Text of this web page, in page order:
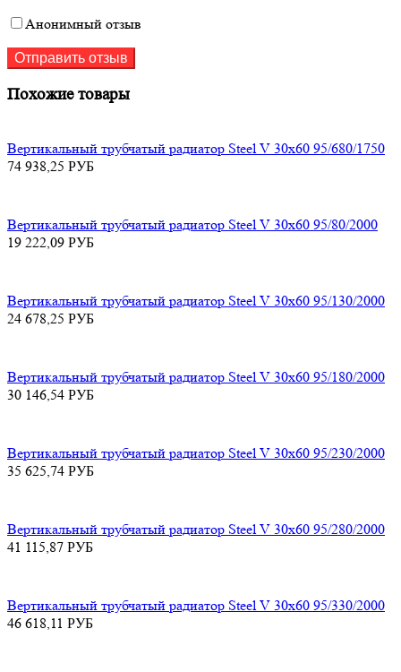
Анонимный отзыв
Похожие товары
Вертикальный трубчатый радиатор Steel V 30х60 95/680/1750
74 938,25 РУБ
Вертикальный трубчатый радиатор Steel V 30х60 95/80/2000
19 222,09 РУБ
Вертикальный трубчатый радиатор Steel V 30х60 95/130/2000
24 678,25 РУБ
Вертикальный трубчатый радиатор Steel V 30х60 95/180/2000
30 146,54 РУБ
Вертикальный трубчатый радиатор Steel V 30х60 95/230/2000
35 625,74 РУБ
Вертикальный трубчатый радиатор Steel V 30х60 95/280/2000
41 115,87 РУБ
Вертикальный трубчатый радиатор Steel V 30х60 95/330/2000
46 618,11 РУБ